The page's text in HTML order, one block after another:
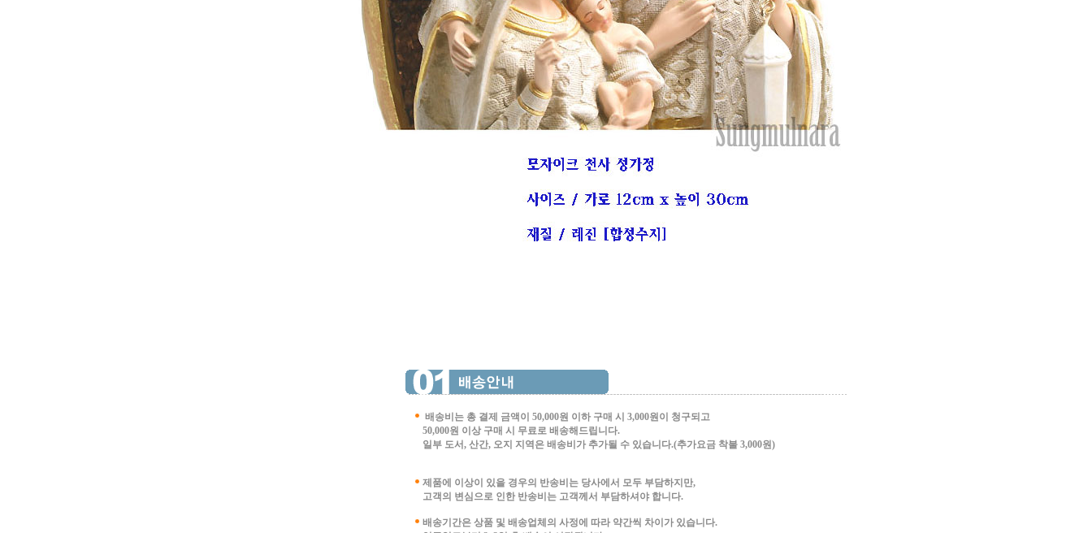
배송비는 총 결제 금액이 50,000원 이하 구매 시 3,000원이 청구되고
50,000원 이상 구매 시 무료로 배송해드립니다.
일부 도서, 산간, 오지 지역은 배송비가 추가될 수 있습니다.(추가요금 착불 3,000원)
제품에 이상이 있을 경우의 반송비는 당사에서 모두 부담하지만,
고객의 변심으로 인한 반송비는 고객께서 부담하셔야 합니다.
배송기간은 상품 및 배송업체의 사정에 따라 약간씩 차이가 있습니다.